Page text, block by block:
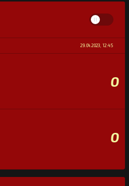
29.04.2023, 12:45
0
0
STATYSTYKI